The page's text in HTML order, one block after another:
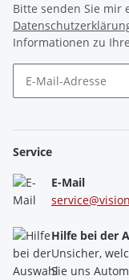
Bitte senden Sie mir
Informationen zu
Service
E-Mail
Hilfe bei der
Unsicher,
Sie uns